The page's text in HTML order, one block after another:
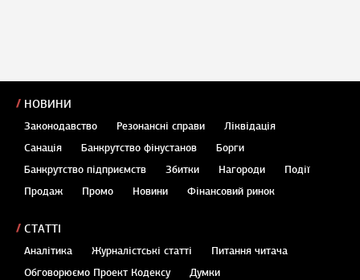
НОВИНИ
Законодавство Резонансні справи
Ліквідація
Санація
Банкрутство фінустанов
Борги
Банкрутство підприємств
Збитки Нагороди
Події
Продаж
Промо Новини Фінансовий ринок
СТАТТІ
Аналітика Журналістські статті
Питання читача
Обговорюємо Проект Кодексу
Думки